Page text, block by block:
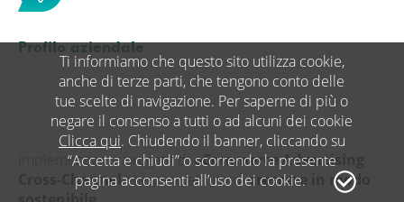
Profilo aziendale
Implementiamo progetti dieCommerce Advertising
Cross-Channelche permettono dicrescere in modo
Ti informiamo che questo sito utilizza cookie,
anche di terze parti, che tengono conto delle
tue scelte di navigazione. Per saperne di più o
negare il consenso a tutti o ad alcuni dei cookie
Clicca qui. Chiudendo il banner, cliccando su
“Accetta e chiudi” o scorrendo la presente
pagina acconsenti all’uso dei cookie.